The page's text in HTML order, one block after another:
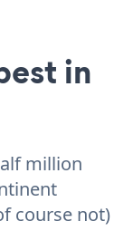
in
million
course not)